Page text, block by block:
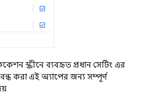
স্ক্রীনে ব্যবহৃত প্রধান সেটিং এর
করা এই অ্যাপের জন্য সম্পূর্ণ